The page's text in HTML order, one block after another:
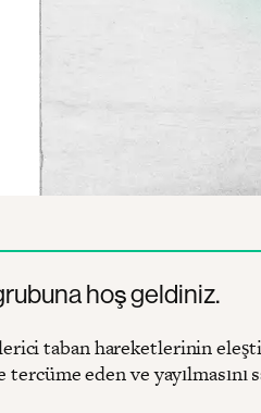
hoş geldiniz.
taban hareketlerinin
eden ve yayılmasını